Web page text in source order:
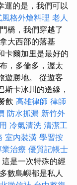
運的是，我們可以
格外燴料理 老人
橋，我們穿越了
大西部的落基
卡爾加里是最好的
，多倫多，渥太
遊勝地。 從遊客
卡冰川的邊緣，
飲 高雄律師 律師
防水抓漏 新竹外
冷氣清洗 清潔工
室內裝潢 學習按
治療 優質記帳士
這是一次特殊的經
數島嶼都是私人